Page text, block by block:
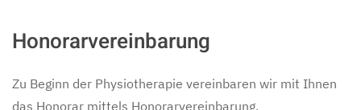
Honorarvereinbarung
Zu Beginn der Physiotherapie vereinbaren wir mit Ihnen
das Honorar mittels Honorarvereinbarung.